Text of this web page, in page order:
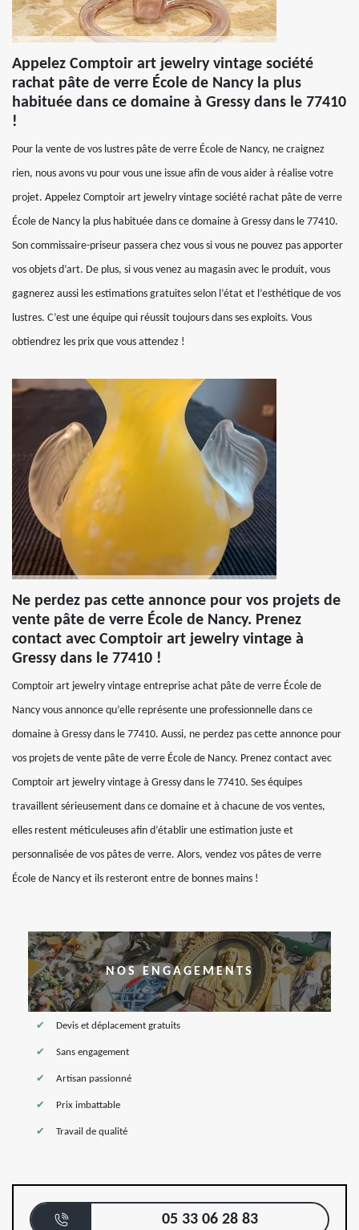
Appelez Comptoir art jewelry vintage société
rachat pâte de verre École de Nancy la plus
habituée dans ce domaine à Gressy dans le 77410
!
Pour la vente de vos lustres pâte de verre École de Nancy, ne craignez
rien, nous avons vu pour vous une issue afin de vous aider à réalise votre
projet. Appelez Comptoir art jewelry vintage société rachat pâte de verre
École de Nancy la plus habituée dans ce domaine à Gressy dans le 77410.
Son commissaire-priseur passera chez vous si vous ne pouvez pas apporter
vos objets d’art. De plus, si vous venez au magasin avec le produit, vous
gagnerez aussi les estimations gratuites selon l’état et l’esthétique de vos
lustres. C’est une équipe qui réussit toujours dans ses exploits. Vous
obtiendrez les prix que vous attendez !
Ne perdez pas cette annonce pour vos projets de
vente pâte de verre École de Nancy. Prenez
contact avec Comptoir art jewelry vintage à
Gressy dans le 77410 !
Comptoir art jewelry vintage entreprise achat pâte de verre École de
Nancy vous annonce qu’elle représente une professionnelle dans ce
domaine à Gressy dans le 77410. Aussi, ne perdez pas cette annonce pour
vos projets de vente pâte de verre École de Nancy. Prenez contact avec
Comptoir art jewelry vintage à Gressy dans le 77410. Ses équipes
travaillent sérieusement dans ce domaine et à chacune de vos ventes,
elles restent méticuleuses afin d’établir une estimation juste et
personnalisée de vos pâtes de verre. Alors, vendez vos pâtes de verre
École de Nancy et ils resteront entre de bonnes mains !
NOS ENGAGEMENTS
Devis et déplacement gratuits
Sans engagement
Artisan passionné
Prix imbattable
Travail de qualité
05 33 06 28 83